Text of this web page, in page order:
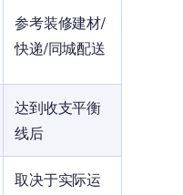
参考装修建材/
快递/同城配送
达到收支平衡
线后
取决于实际运